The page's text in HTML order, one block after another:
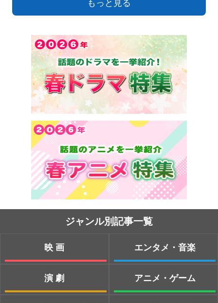
もっと見る
ジャンル別記事一覧
映画
演劇
エンタメ・音楽
アニメ・ゲーム